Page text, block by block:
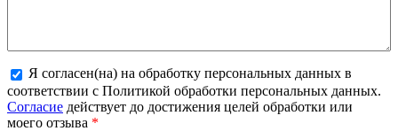
Более подробная информация о текстовых форматах
Я согласен(на) на обработку персональных данных в
соответствии с Политикой обработки персональных данных.
Согласие действует до достижения целей обработки или
моего отзыва *